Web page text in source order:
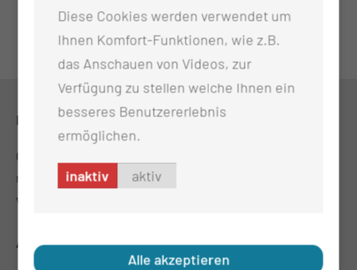
KONTAKT
0355 46-3860
research@mul-ct.de
www.mul-trs.de
ADRESSE
Diese Cookies werden verwendet um
Ihnen Komfort-Funktionen, wie z.B.
das Anschauen von Videos, zur
Verfügung zu stellen welche Ihnen ein
besseres Benutzererlebnis
ermöglichen.
inaktiv aktiv
Alle akzeptieren